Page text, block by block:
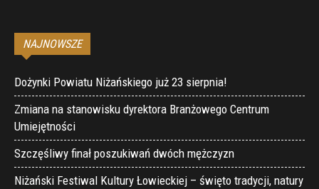
NAJNOWSZE
Dożynki Powiatu Niżańskiego już 23 sierpnia!
Zmiana na stanowisku dyrektora Branżowego Centrum
Umiejętności
Szczęśliwy finał poszukiwań dwóch mężczyzn
Niżański Festiwal Kultury Łowieckiej – święto tradycji, natury